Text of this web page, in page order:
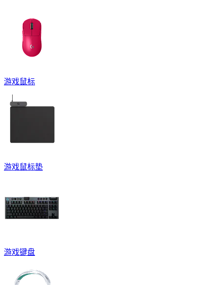
游戏鼠标
游戏鼠标垫
游戏键盘